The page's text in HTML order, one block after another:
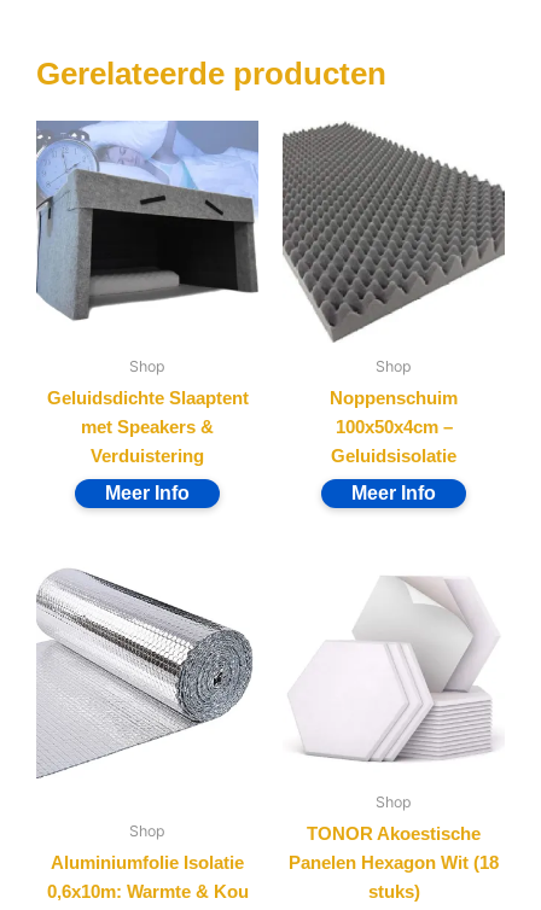
Gerelateerde producten
Shop
Geluidsdichte Slaaptent
met Speakers &
Verduistering
Shop
Noppenschuim
100x50x4cm –
Geluidsisolatie
Shop
Aluminiumfolie Isolatie
0,6x10m: Warmte & Kou
Shop
TONOR Akoestische
Panelen Hexagon Wit (18
stuks)